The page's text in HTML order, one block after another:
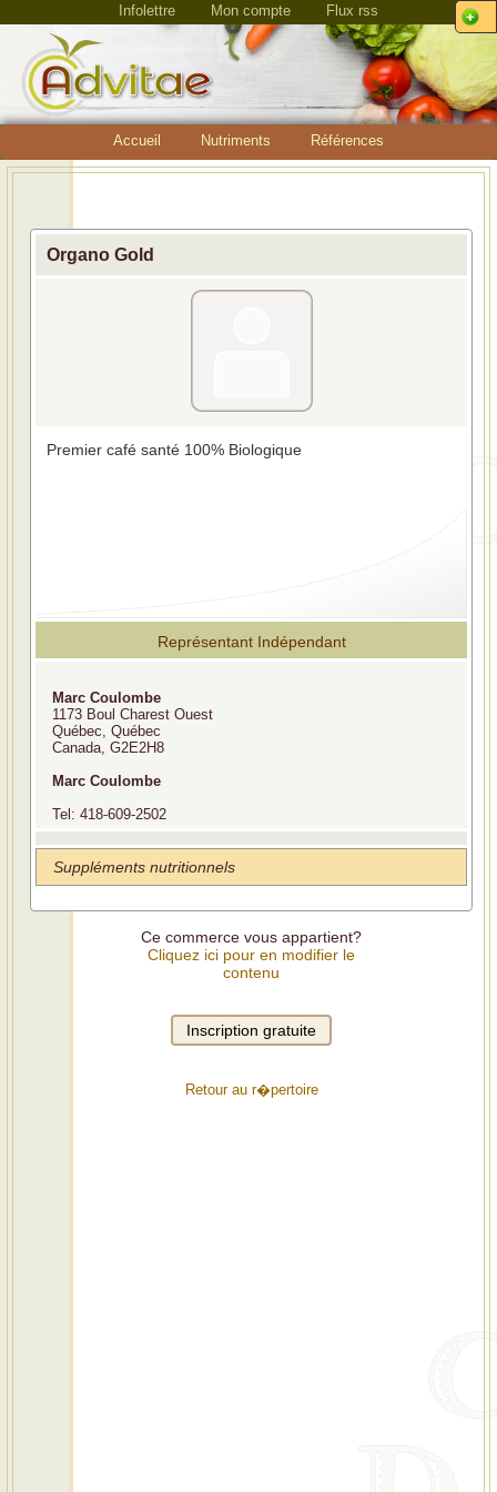
Infolettre Mon compte Flux rss
Accueil Nutriments Références
Organo Gold
Premier café santé 100% Biologique
Représentant Indépendant
Marc Coulombe
1173 Boul Charest Ouest
Québec, Québec
Canada, G2E2H8
Marc Coulombe
Tel: 418-609-2502
Suppléments nutritionnels
Ce commerce vous appartient?
Cliquez ici pour en modifier le
contenu
Retour au r�pertoire